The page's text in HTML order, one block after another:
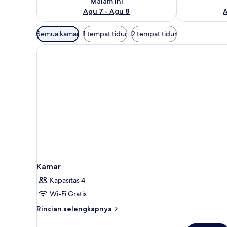
Agu 7 - Agu 8
Filter
tersedia
untuk
Semua kamar 1 tempat tidur 2 tempat tidur
Kamar
Kapasitas 4
Wi-Fi Gratis
Rincian selengkapnya
Rincian